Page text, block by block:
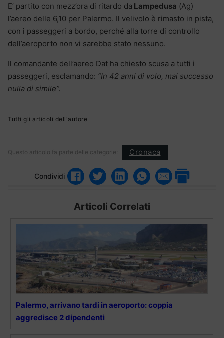
E’ partito con mezz’ora di ritardo da Lampedusa (Ag)
l’aereo delle 6,10 per Palermo. Il velivolo è rimasto in pista,
con i passeggeri a bordo, perché alla torre di controllo
dell’aeroporto non vi sarebbe stato nessuno.
Il comandante dell’aereo Dat ha chiesto scusa a tutti i
passeggeri, esclamando: “In 42 anni di volo, mai successo
nulla di simile”.
Tutti gli articoli dell'autore
Questo articolo fa parte delle categorie: Cronaca
Condividi
Articoli Correlati
Palermo, arrivano tardi in aeroporto: coppia
aggredisce 2 dipendenti